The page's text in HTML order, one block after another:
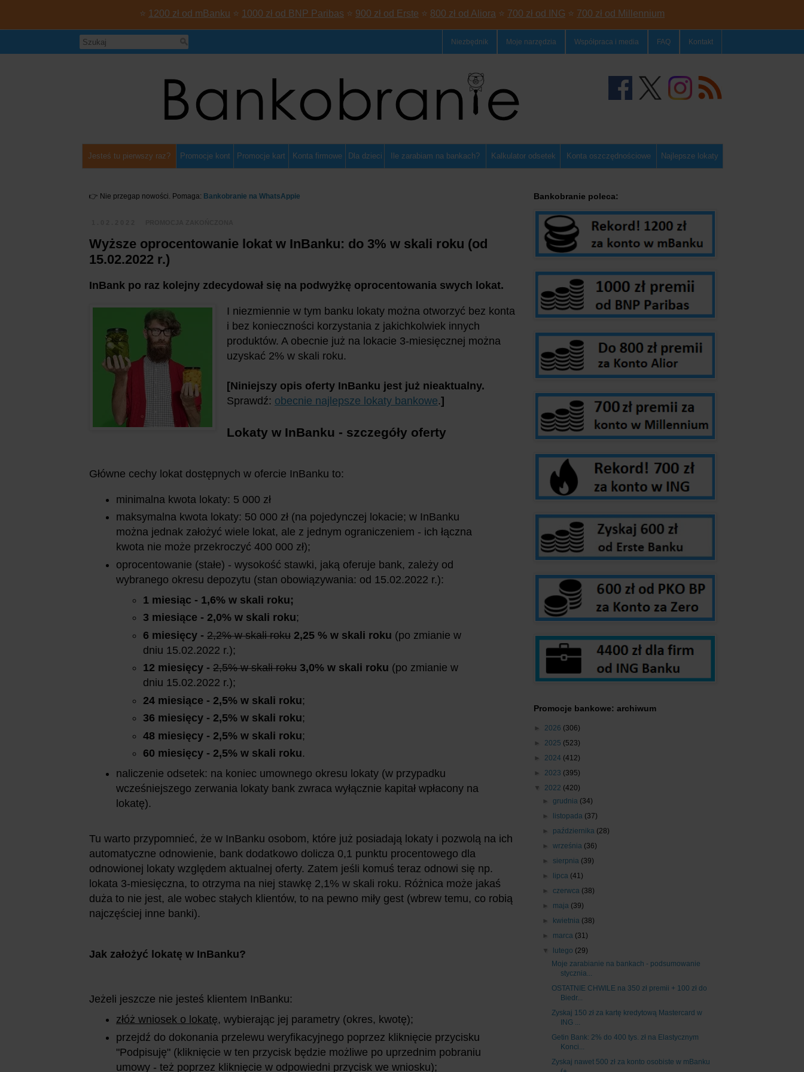
⭐ 1200 zł od mBanku ⭐ 1000 zł od BNP Paribas ⭐ 900 zł od Erste ⭐ 800 zł od Aliora ⭐ 700 zł od ING ⭐ 700 zł od Millennium
Niezbędnik Moje narzędzia Współpraca i media FAQ Kontakt
Jesteś tu pierwszy raz? Promocje kont Promocje kart Konta firmowe Dla dzieci Ile zarabiam na bankach? Kalkulator odsetek Konta oszczędnościowe Najlepsze lokaty
👉 Nie przegap nowości. Pomaga: Bankobranie na WhatsAppie
Wyższe oprocentowanie lokat w InBanku: do 3% w skali roku (od
15.02.2022 r.)
InBank po raz kolejny zdecydował się na podwyżkę oprocentowania swych lokat.
I niezmiennie w tym banku lokaty można otworzyć bez konta
i bez konieczności korzystania z jakichkolwiek innych
produktów. A obecnie już na lokacie 3-miesięcznej można
uzyskać 2% w skali roku.
[Niniejszy opis oferty InBanku jest już nieaktualny.
Sprawdź: obecnie najlepsze lokaty bankowe.]
Lokaty w InBanku - szczegóły oferty
Główne cechy lokat dostępnych w ofercie InBanku to:
minimalna kwota lokaty: 5 000 zł
maksymalna kwota lokaty: 50 000 zł (na pojedynczej lokacie; w InBanku
można jednak założyć wiele lokat, ale z jednym ograniczeniem - ich łączna
kwota nie może przekroczyć 400 000 zł);
oprocentowanie (stałe) - wysokość stawki, jaką oferuje bank, zależy od
wybranego okresu depozytu (stan obowiązywania: od 15.02.2022 r.):
1 miesiąc - 1,6% w skali roku;
3 miesiące - 2,0% w skali roku;
6 miesięcy - 2,2% w skali roku 2,25 % w skali roku (po zmianie w
dniu 15.02.2022 r.);
12 miesięcy - 2,5% w skali roku 3,0% w skali roku (po zmianie w
dniu 15.02.2022 r.);
24 miesiące - 2,5% w skali roku;
36 miesięcy - 2,5% w skali roku;
48 miesięcy - 2,5% w skali roku;
60 miesięcy - 2,5% w skali roku.
naliczenie odsetek: na koniec umownego okresu lokaty (w przypadku
wcześniejszego zerwania lokaty bank zwraca wyłącznie kapitał wpłacony na
lokatę).
Tu warto przypomnieć, że w InBanku osobom, które już posiadają lokaty i pozwolą na ich
automatyczne odnowienie, bank dodatkowo dolicza 0,1 punktu procentowego dla
odnowionej lokaty względem aktualnej oferty. Zatem jeśli komuś teraz odnowi się np.
lokata 3-miesięczna, to otrzyma na niej stawkę 2,1% w skali roku. Różnica może jakaś
duża to nie jest, ale wobec stałych klientów, to na pewno miły gest (wbrew temu, co robią
najczęściej inne banki).
Jak założyć lokatę w InBanku?
Jeżeli jeszcze nie jesteś klientem InBanku:
złóż wniosek o lokatę, wybierając jej parametry (okres, kwotę);
przejdź do dokonania przelewu weryfikacyjnego poprzez kliknięcie przycisku
"Podpisuję" (kliknięcie w ten przycisk będzie możliwe po uprzednim pobraniu
umowy - też poprzez kliknięcie w odpowiedni przycisk we wniosku);
Bankobranie poleca:
Promocje bankowe: archiwum
► 2026 (306)
► 2025 (523)
► 2024 (412)
► 2023 (395)
▼ 2022 (420)
►grudnia (34)
►
listopada (37)
► października (28)
►września (36)
► sierpnia (39)
►
lipca (41)
►czerwca (38)
► maja (39)
►
kwietnia (38)
► marca (31)
▼
lutego (29)
Moje zarabianie na bankach - podsumowanie
stycznia...
OSTATNIE CHWILE na 350 zł premii + 100 zł do
Biedr...
Zyskaj 150 zł za kartę kredytową Mastercard w
ING ...
Getin Bank: 2% do 400 tys. zł na Elastycznym
Konci...
Zyskaj nawet 500 zł za konto osobiste w mBanku